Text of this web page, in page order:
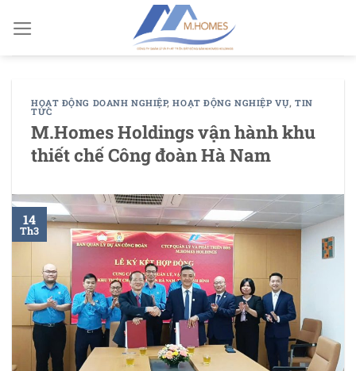
đến
HOẠT ĐỘNG DOANH NGHIỆP,HOẠT ĐỘNG NGHIỆP VỤ,TIN
TỨC
M.Homes Holdings vận hành khu
thiết chế Công đoàn Hà Nam
14
Th3